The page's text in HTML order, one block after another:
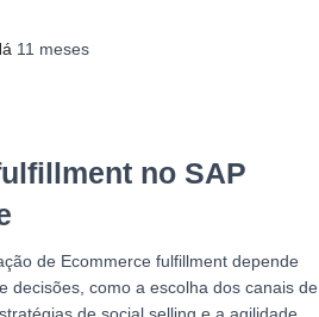
11 meses
no SAP
de Ecommerce fulfillment depende
decisões, como a escolha dos canais de
de social selling e a agilidade